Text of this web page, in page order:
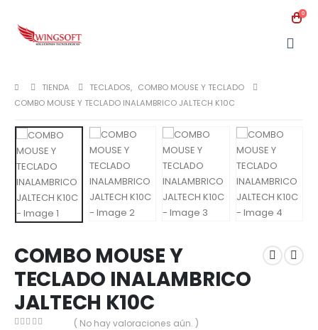
0
TIENDA TECLADOS, COMBO MOUSE Y TECLADO
COMBO MOUSE Y TECLADO INALAMBRICO JALTECH K10C
COMBO MOUSE Y
TECLADO INALAMBRICO
JALTECH K10C
( No hay valoraciones aún. )